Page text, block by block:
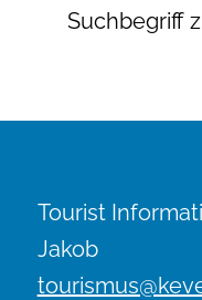
Suchbegriff
Tourist
Jakob